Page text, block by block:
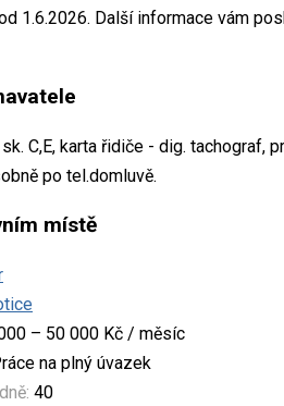
1.6.2026. Další informace vám
C,E, karta řidiče - dig.
po tel.domluvě.
místě
– 50 000 Kč / měsíc
na plný úvazek
40